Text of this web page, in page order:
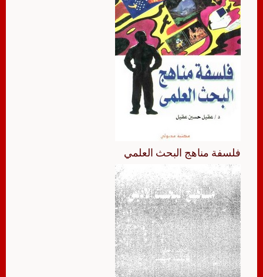
فلسفة مناهج البحث العلمي